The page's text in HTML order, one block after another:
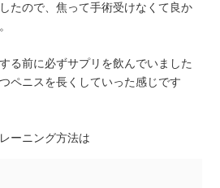
たので、焦って手術受けなくて良か
る前に必ずサプリを飲んでいました
ペニスを長くしていった感じです
ーニング方法は